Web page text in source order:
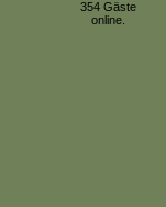
354 Gäste
online.